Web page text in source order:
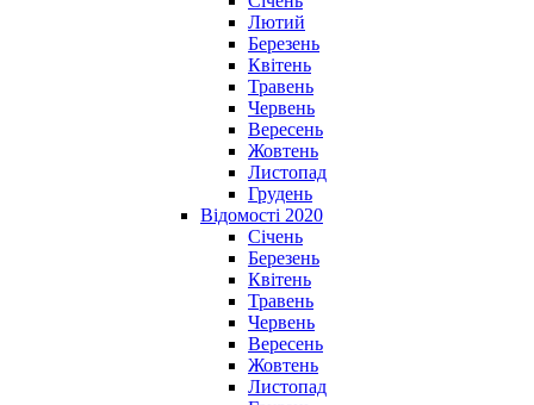
Лютий
Березень
Квітень
Травень
Червень
Вересень
Жовтень
Листопад
Грудень
Відомості 2020
Січень
Березень
Квітень
Травень
Червень
Вересень
Жовтень
Листопад